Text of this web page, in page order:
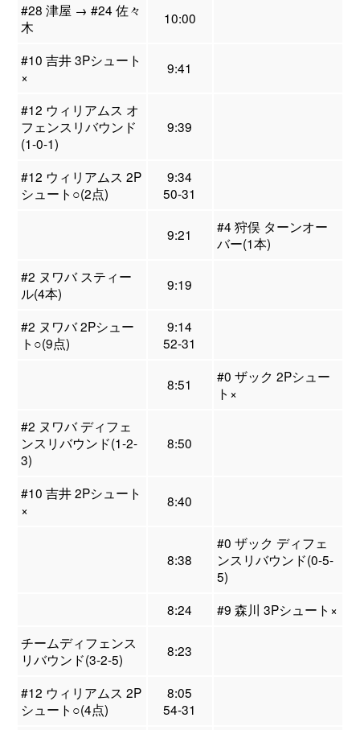
#28 津屋 → #24 佐々
木
10:00
#10 吉井 3Pシュート
×
9:41
#12 ウィリアムス オ
フェンスリバウンド
(1-0-1)
9:39
#12 ウィリアムス 2P
シュート○(2点)
9:34
50-31
9:21
#4 狩俣 ターンオー
バー(1本)
#2 ヌワバ スティー
ル(4本)
9:19
#2 ヌワバ 2Pシュー
ト○(9点)
9:14
52-31
8:51
#0 ザック 2Pシュー
ト×
#2 ヌワバ ディフェ
ンスリバウンド(1-2-
3)
8:50
#10 吉井 2Pシュート
×
8:40
8:38
#0 ザック ディフェ
ンスリバウンド(0-5-
5)
8:24
#9 森川 3Pシュート×
チームディフェンス
リバウンド(3-2-5)
8:23
#12 ウィリアムス 2P
シュート○(4点)
8:05
54-31